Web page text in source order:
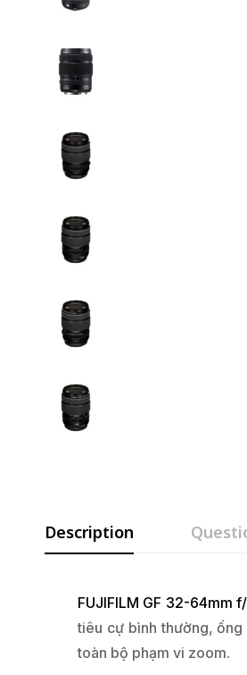
Description
FUJIFILM GF 32-64mm
tiêu cự bình thường,
toàn bộ phạm vi zoom.